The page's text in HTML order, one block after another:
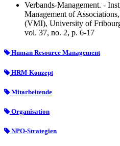
Verbands-Management. -
Management of
(VMI), University of
vol. 37, no. 2, p. 6-17
Human Resource Management
HRM-Konzept
Mitarbeitende
Organisation
NPO-Strategien